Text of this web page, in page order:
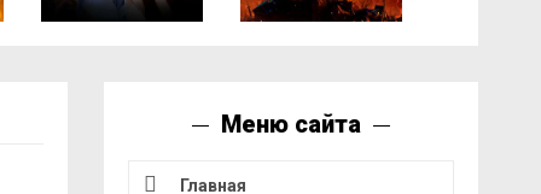
Меню сайта
Главная